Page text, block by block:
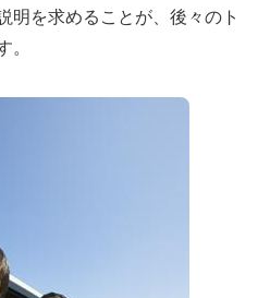
明を求めることが、後々のト